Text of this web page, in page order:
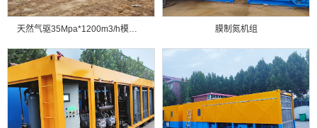
天然气驱35Mpa*1200m3/h模制氮设备 膜制氮机组